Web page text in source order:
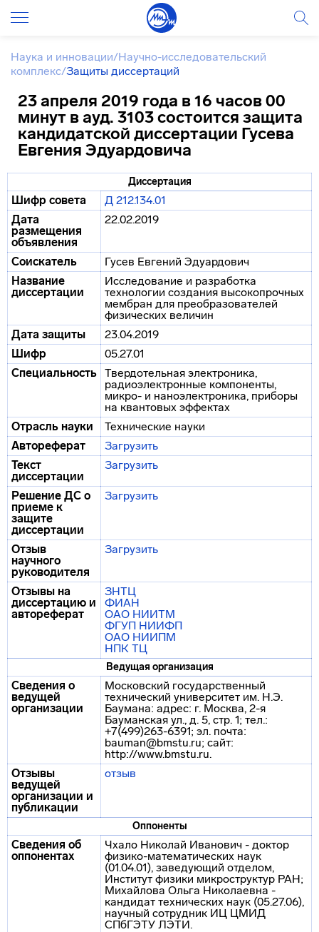
Наука и инновации/Научно-исследовательский
комплекс/Защиты диссертаций
23 апреля 2019 года в 16 часов 00
минут в ауд. 3103 состоится защита
кандидатской диссертации Гусева
Евгения Эдуардовича
Диссертация
Шифр совета
Д 212.134.01
Дата
размещения
объявления
22.02.2019
Соискатель
Гусев Евгений Эдуардович
Название
диссертации
Исследование и разработка
технологии создания высокопрочных
мембран для преобразователей
физических величин
Дата защиты
23.04.2019
Шифр
05.27.01
Специальность Твердотельная электроника,
радиоэлектронные компоненты,
микро- и наноэлектроника, приборы
на квантовых эффектах
Отрасль науки
Технические науки
Автореферат
Загрузить
Текст
диссертации
Загрузить
Решение ДС о
приеме к
защите
диссертации
Загрузить
Отзыв
научного
руководителя
Загрузить
Отзывы на
диссертацию и
автореферат
ЗНТЦ
ФИАН
ОАО НИИТМ
ФГУП НИИФП
ОАО НИИПМ
НПК ТЦ
Ведущая организация
Сведения о
ведущей
организации
Московский государственный
технический университет им. Н.Э.
Баумана: адрес: г. Москва, 2-я
Бауманская ул., д. 5, стр. 1; тел.:
+7(499)263-6391; эл. почта:
bauman@bmstu.ru; сайт:
http://www.bmstu.ru.
Отзывы
ведущей
организации и
публикации
отзыв
Оппоненты
Сведения об
оппонентах
Чхало Николай Иванович - доктор
физико-математических наук
(01.04.01), заведующий отделом,
Институт физики микроструктур РАН;
Михайлова Ольга Николаевна -
кандидат технических наук (05.27.06),
научный сотрудник ИЦ ЦМИД
СПбГЭТУ ЛЭТИ.